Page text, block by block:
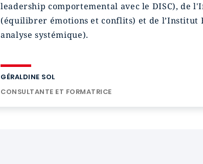
leadership comportemental avec le DISC), de
(équilibrer émotions et conflits) et de l’Institut
analyse systémique).
GÉRALDINE SOL
CONSULTANTE ET FORMATRICE